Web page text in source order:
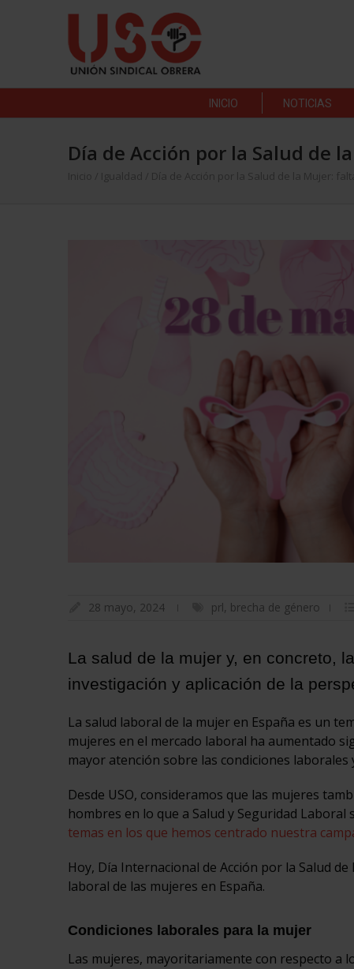
INICIO NOTICIAS
Día de Acción por la Salud de
Inicio Igualdad Día de Acción por la Salud de la Mujer:
28 mayo, 2024 prl, brecha de género
La salud de la mujer y, en concreto,
investigación y aplicación de la
La salud laboral de la mujer en España es un
mujeres en el mercado laboral ha aumentado
mayor atención sobre las condiciones
Desde USO, consideramos que las mujeres
hombres en lo que a Salud y Seguridad Laboral
temas en los que hemos centrado nuestra
Hoy, Día Internacional de Acción por la Salud
laboral de las mujeres en España.
Condiciones laborales para la mujer
Las mujeres, mayoritariamente con respecto a